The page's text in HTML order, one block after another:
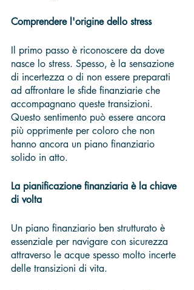
Comprendere l'origine dello stress
Il primo passo è riconoscere da dove
nasce lo stress. Spesso, è la sensazione
di incertezza o di non essere preparati
ad affrontare le sfide finanziarie che
accompagnano queste transizioni.
Questo sentimento può essere ancora
più opprimente per coloro che non
hanno ancora un piano finanziario
solido in atto.
La pianificazione finanziaria è la chiave
di volta
Un piano finanziario ben strutturato è
essenziale per navigare con sicurezza
attraverso le acque spesso molto incerte
delle transizioni di vita.